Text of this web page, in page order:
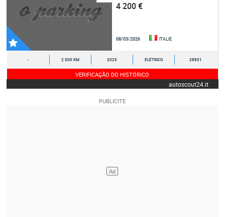
4 200 €
08/03/2026 ITALIE
- 2 500 KM 2025 ELÉTRICO 28831
VERIFICAÇÃO DO HISTÓRICO
autoscout24.it